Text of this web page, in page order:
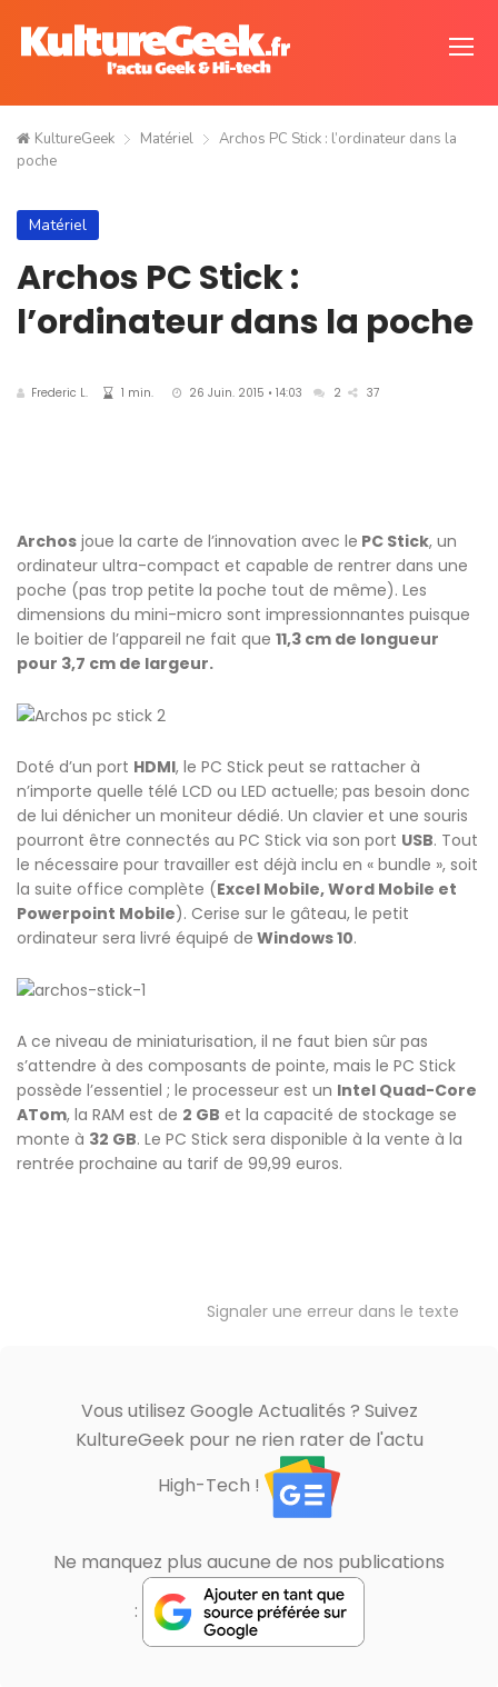
KultureGeek Matériel
Archos PC Stick : l’ordinateur dans la
poche
Matériel
Archos PC Stick :
l’ordinateur dans la poche
Frederic L. 1 min. 26 Juin. 2015 • 14:03 2 37
Archos joue la carte de l’innovation avec le PC Stick, un
ordinateur ultra-compact et capable de rentrer dans une
poche (pas trop petite la poche tout de même). Les
dimensions du mini-micro sont impressionnantes puisque
le boitier de l’appareil ne fait que 11,3 cm de longueur
pour 3,7 cm de largeur.
Doté d’un port HDMI, le PC Stick peut se rattacher à
n’importe quelle télé LCD ou LED actuelle; pas besoin donc
de lui dénicher un moniteur dédié. Un clavier et une souris
pourront être connectés au PC Stick via son port USB. Tout
le nécessaire pour travailler est déjà inclu en « bundle », soit
la suite office complète (Excel Mobile, Word Mobile et
Powerpoint Mobile). Cerise sur le gâteau, le petit
ordinateur sera livré équipé de Windows 10.
A ce niveau de miniaturisation, il ne faut bien sûr pas
s’attendre à des composants de pointe, mais le PC Stick
possède l’essentiel ; le processeur est un Intel Quad-Core
ATom, la RAM est de 2 GB et la capacité de stockage se
monte à 32 GB. Le PC Stick sera disponible à la vente à la
rentrée prochaine au tarif de 99,99 euros.
Signaler une erreur dans le texte
Vous utilisez Google Actualités ? Suivez
KultureGeek pour ne rien rater de l'actu
High-Tech !
Ne manquez plus aucune de nos publications
: